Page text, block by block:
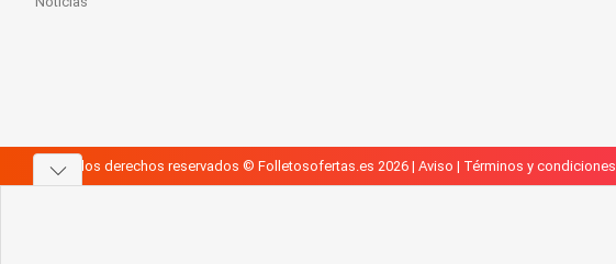
Todos los derechos reservados © Folletosofertas.es 2026 | Aviso | Términos y condiciones